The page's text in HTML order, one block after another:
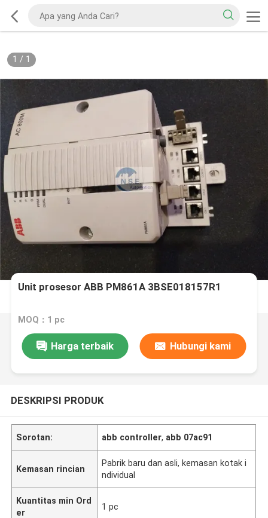
1 / 1
Unit prosesor ABB PM861A 3BSE018157R1
MOQ：1 pc
Harga terbaik Hubungi kami
DESKRIPSI PRODUK
Sorotan: abb controller, abb 07ac91
Kemasan rincian
Pabrik baru dan asli, kemasan kotak i
ndividual
Kuantitas min Ord
er
1 pc